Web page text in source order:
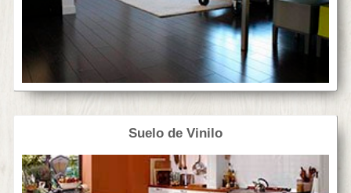
Suelo de Vinilo